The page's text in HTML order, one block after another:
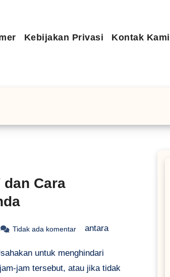
Kebijakan Privasi Kontak Kami
dan Cara
Tidak ada komentar antara
untuk menghindari
jam tersebut, atau jika tidak